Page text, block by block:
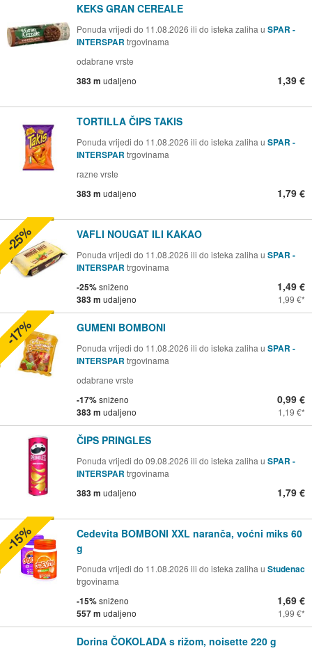
KEKS GRAN CEREALE
Ponuda vrijedi do 11.08.2026 ili do isteka zaliha u SPAR -
INTERSPAR trgovinama
odabrane vrste
383 m udaljeno 1,39 €
TORTILLA ČIPS TAKIS
Ponuda vrijedi do 11.08.2026 ili do isteka zaliha u SPAR -
INTERSPAR trgovinama
razne vrste
383 m udaljeno 1,79 €
VAFLI NOUGAT ILI KAKAO
Ponuda vrijedi do 11.08.2026 ili do isteka zaliha u SPAR -
INTERSPAR trgovinama
-25%sniženo
383 m udaljeno
1,49 €
1,99 €
-25%
GUMENI BOMBONI
Ponuda vrijedi do 11.08.2026 ili do isteka zaliha u SPAR -
INTERSPAR trgovinama
odabrane vrste
-17%sniženo
383 m udaljeno
0,99 €
1,19 €
-17%
ČIPS PRINGLES
Ponuda vrijedi do 09.08.2026 ili do isteka zaliha u SPAR -
INTERSPAR trgovinama
383 m udaljeno 1,79 €
Cedevita BOMBONI XXL naranča, voćni miks 60
g
Ponuda vrijedi do 11.08.2026 ili do isteka zaliha u Studenac
trgovinama
-15%sniženo
557 m udaljeno
1,69 €
1,99 €
-15%
Dorina ČOKOLADA s rižom, noisette 220 g